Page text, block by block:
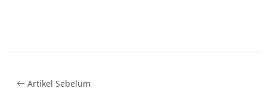
Artikel Sebelum